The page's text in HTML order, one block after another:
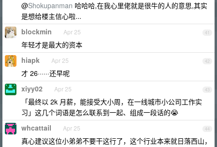
@Shokupanman 哈哈哈,在我心里佬就是很牛的人的意思,其实
是想给楼主信心啦...
41
blockmin Apr 25
年轻才是最大的资本
42
hiapk Apr 25
才 26······还早呢
43
xiyy02 Apr 25
「最终以 2k 月薪，能接受大小周，在一线城市小公司工作实
习」这几个词语是怎么联系到一起、组成一段话的😭
44
whcattail Apr 25
真心建议这位小弟弟不要干这行了，这个行业本来就日落西山，